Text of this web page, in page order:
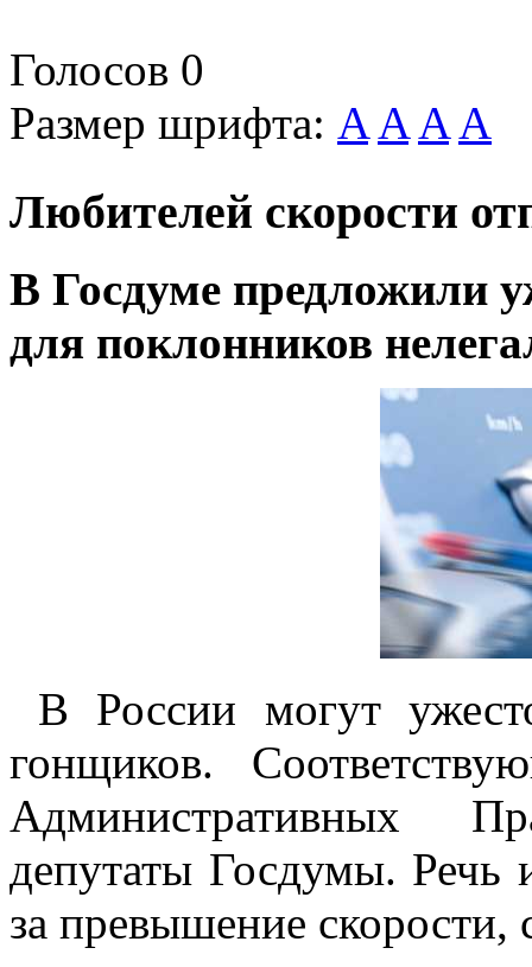
Голосов 0
Размер шрифта: A A A A
Любителей скорости
В Госдуме предложили
для поклонников
В России могут
гонщиков.
Административных
депутаты Госдумы. Речь
за превышение